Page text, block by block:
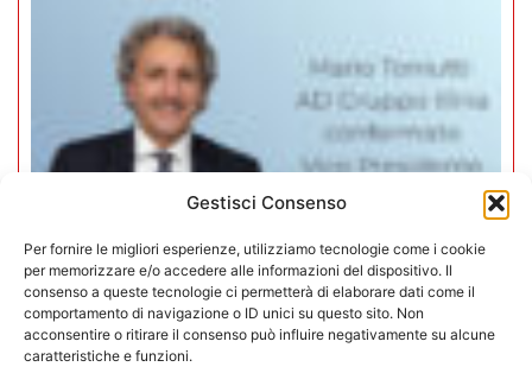
Gestisci Consenso
Per fornire le migliori esperienze, utilizziamo tecnologie come i cookie
per memorizzare e/o accedere alle informazioni del dispositivo. Il
consenso a queste tecnologie ci permetterà di elaborare dati come il
comportamento di navigazione o ID unici su questo sito. Non
acconsentire o ritirare il consenso può influire negativamente su alcune
caratteristiche e funzioni.